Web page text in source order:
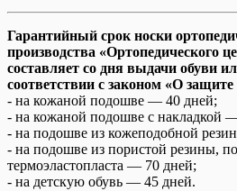
Гарантийный срок носки
производства «Ортопедического
составляет со дня выдачи обуви
соответствии с законом «О
- на кожаной подошве — 40 дней;
- на кожаной подошве с накладкой
- на подошве из кожеподобной
- на подошве из пористой резины,
термоэластопласта — 70 дней;
- на детскую обувь — 45 дней.